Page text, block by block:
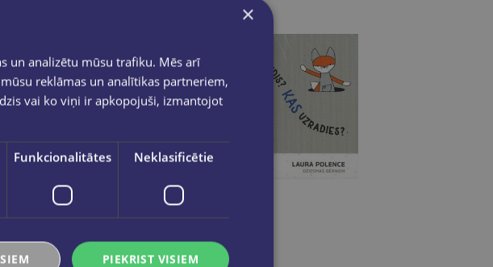
×
un analizētu mūsu trafiku. Mēs arī
reklāmas un analītikas partneriem,
vai ko viņi ir apkopojuši, izmantojot
Funkcionalitātes Neklasificētie
PIEKRIST VISIEM